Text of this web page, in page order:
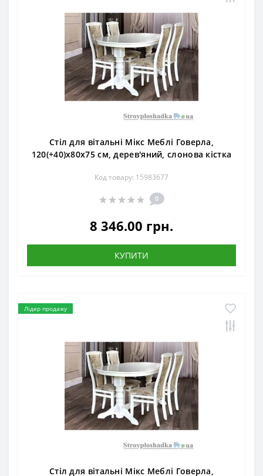
Стіл для вітальні Мікс Меблі Говерла,
120(+40)x80x75 см, дерев'яний, слонова кістка
Код товару: 15983677
0
8 346.00 грн.
КУПИТИ
Лідер продажу
Стіл для вітальні Мікс Меблі Говерла,